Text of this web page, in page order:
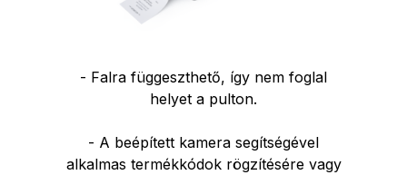
- Falra függeszthető, így nem foglal
helyet a pulton.
- A beépített kamera segítségével
alkalmas termékkódok rögzítésére vagy